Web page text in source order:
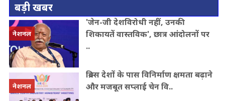
बड़ी खबर
नेशनल
'जेन-जी देशविरोधी नहीं, उनकी
शिकायतें वास्तविक', छात्र आंदोलनों पर
..
नेशनल
ब्रिक्स देशों के पास विनिर्माण क्षमता बढ़ाने
और मजबूत सप्लाई चेन वि..